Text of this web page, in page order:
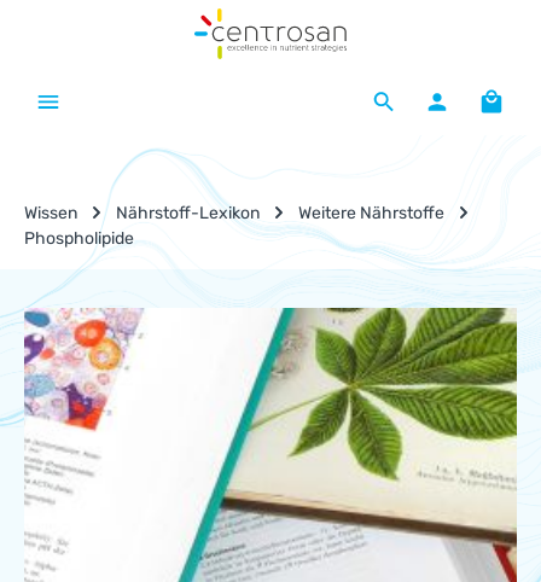
Zum Hauptinhalt springen
Wissen Nährstoff-Lexikon
Weitere Nährstoffe
Phospholipide
Nährstoff-Lexikon